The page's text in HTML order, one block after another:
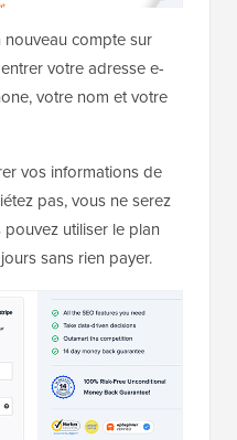
nouveau compte sur
votre adresse e-
votre nom et votre
vos informations de
pas, vous ne serez
utiliser le plan
sans rien payer.